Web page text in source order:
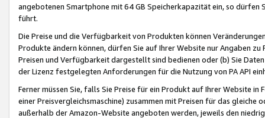
angebotenen Smartphone mit 64 GB Speicherkapazität ein, so dürfen
führt.
Die Preise und die Verfügbarkeit von Produkten können
Produkte ändern können, dürfen Sie auf Ihrer Website nur Angaben
Preisen und Verfügbarkeit dargestellt sind bedienen oder (b) Sie
der Lizenz festgelegten Anforderungen für die Nutzung von PA API
Ferner müssen Sie, falls Sie Preise für ein Produkt auf Ihrer Website
einer Preisvergleichsmaschine) zusammen mit Preisen für das
außerhalb der Amazon-Website angeboten werden, jeweils den